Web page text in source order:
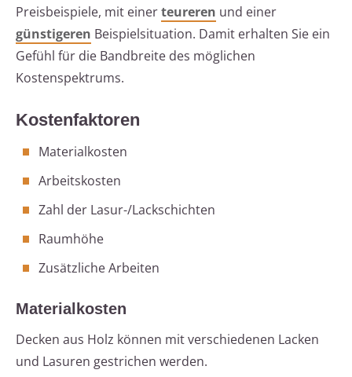
Preisbeispiele, mit einerteureren und einer
günstigeren Beispielsituation. Damit erhalten Sie ein
Gefühl für die Bandbreite des möglichen
Kostenspektrums.
Kostenfaktoren
Materialkosten
Arbeitskosten
Zahl der Lasur-/Lackschichten
Raumhöhe
Zusätzliche Arbeiten
Materialkosten
Decken aus Holz können mit verschiedenen Lacken
und Lasuren gestrichen werden.